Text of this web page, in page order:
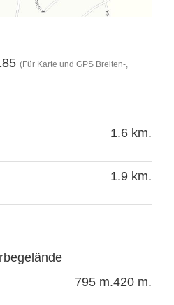
(Für Karte und GPS Breiten-,
1.6 km.
1.9 km.
420 m.
795 m.